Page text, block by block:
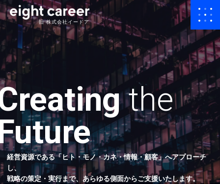
旧 株式会社イードア
the
経営資源である「ヒト・モノ・カネ・情報・顧客」へアプローチ
し、
戦略の策定・実行まで、あらゆる側面からご支援いたします。